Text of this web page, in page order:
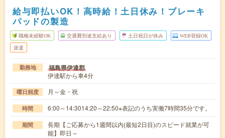
給与即払いOK！高時給！土日休み！ブレーキ
パッドの製造
職種未経験OK 交通費別途支給あり 土日祝日が休み WEB登録OK
派遣
勤務地 福島県伊達郡
伊達駅から車4分
曜日頻度 月～金・祝
時間 6:00～14:3014:20～22:50※表記のうち実働7時間35分です。
期間
長期【ご応募から1週間以内(最短2日目)のスピード就業が可
能】即日～